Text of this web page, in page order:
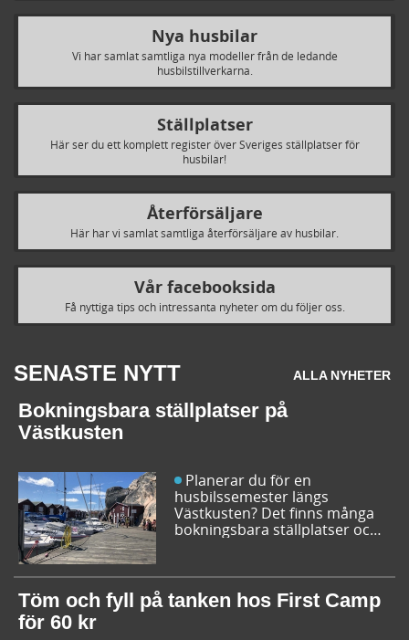
Nya husbilar
Vi har samlat samtliga nya modeller från de ledande
husbilstillverkarna.
Ställplatser
Här ser du ett komplett register över Sveriges ställplatser för
husbilar!
Återförsäljare
Här har vi samlat samtliga återförsäljare av husbilar.
Vår facebooksida
Få nyttiga tips och intressanta nyheter om du följer oss.
SENASTE NYTT ALLA NYHETER
Bokningsbara ställplatser på
Västkusten
husbilssemester längs
Västkusten? Det finns många
bokningsbara ställplatser och
campingturen. Vi ger dig några
bra förslag på ställplatser och
husbilsplatser så att du kan
Töm och fyll på tanken hos First Camp
för 60 kr